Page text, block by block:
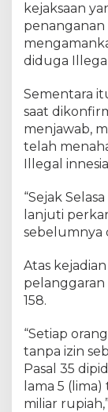
kejaksaan
penanganan
diduga
Sementara
saat
menjawab,
telah
Illegal
“Sejak
lanjuti
sebelumnya
Atas
pelanggaran
158.
“Setiap
tanpa izin
Pasal 35
lama 5
miliar